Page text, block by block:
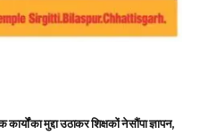
का मुद्दा उठाकर शिक्षकों ने सौंपा ज्ञापन,